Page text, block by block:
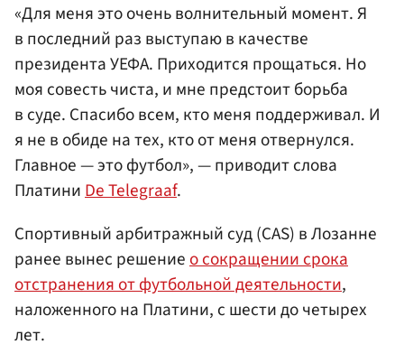
«Для меня это очень волнительный момент. Я
в последний раз выступаю в качестве
президента УЕФА. Приходится прощаться. Но
моя совесть чиста, и мне предстоит борьба
в суде. Спасибо всем, кто меня поддерживал. И
я не в обиде на тех, кто от меня отвернулся.
Главное — это футбол», — приводит слова
ПлатиниDe Telegraaf.
Спортивный арбитражный суд (CAS) в Лозанне
ранее вынес решение о сокращении срока
отстранения от футбольной деятельности,
наложенного на Платини, с шести до четырех
лет.